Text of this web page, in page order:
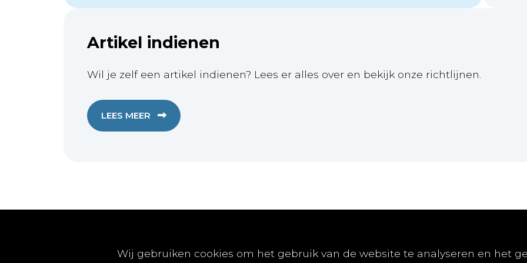
Wij gebruiken cookies om het gebruik van de website te analyseren en het
Artikel indienen
Wil je zelf een artikel indienen? Lees er alles over en bekijk onze richtlijnen.
LEES MEER
Publicaties Online Publiceren